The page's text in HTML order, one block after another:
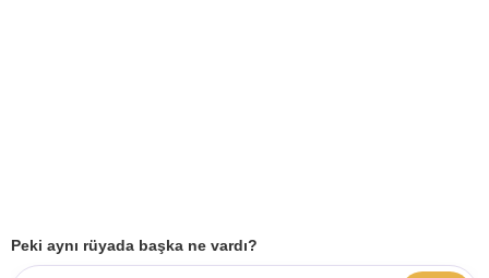
Peki aynı rüyada başka ne vardı?